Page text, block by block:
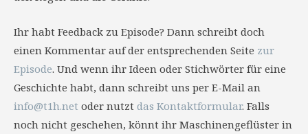
Ihr habt Feedback zu Episode? Dann schreibt doch
einen Kommentar auf der entsprechenden Seite zur
Episode. Und wenn ihr Ideen oder Stichwörter für eine
Geschichte habt, dann schreibt uns per E-Mail an
info@t1h.net oder nutzt das Kontaktformular. Falls
noch nicht geschehen, könnt ihr Maschinengeflüster in